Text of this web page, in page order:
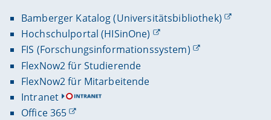
Bamberger Katalog (Universitätsbibliothek)
Hochschulportal (HISinOne)
FIS (Forschungsinformationssystem)
FlexNow2 für Studierende
FlexNow2 für Mitarbeitende
Intranet
Office 365